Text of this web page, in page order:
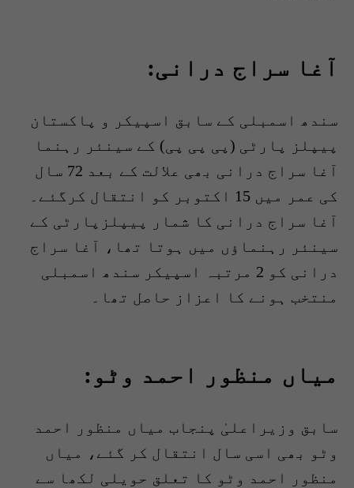
آغا سراج درانی:
سندھ اسمبلی کے سابق اسپیکر و پاکستان
پیپلز پارٹی (پی پی پی) کے سینئر رہنما
آغا سراج درانی بھی علالت کے بعد 72 سال
کی عمر میں 15 اکتوبر کو انتقال کرگئے۔
آغا سراج درانی کا شمار پیپلزپارٹی کے
سینئر رہنماؤں میں ہوتا تھا، آغا سراج
درانی کو 2 مرتبہ اسپیکر سندھ اسمبلی
منتخب ہونے کا اعزاز حاصل تھا۔
میاں منظور احمد وٹو:
سابق وزیراعلیٰ پنجاب میاں منظور احمد
وٹو بھی اسی سال انتقال کر گئے، میاں
منظور احمد وٹو کا تعلق حویلی لکھا سے